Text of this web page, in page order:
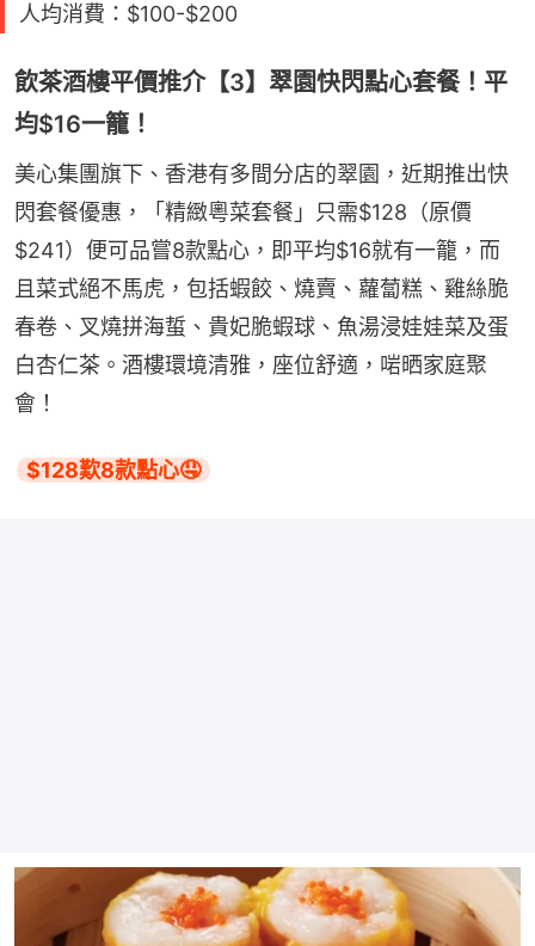
人均消費：$100-$200
飲茶酒樓平價推介【3】翠園快閃點心套餐！平
均$16一籠！
美心集團旗下、香港有多間分店的翠園，近期推出快
閃套餐優惠，「精緻粵菜套餐」只需$128（原價
$241）便可品嘗8款點心，即平均$16就有一籠，而
且菜式絕不馬虎，包括蝦餃、燒賣、蘿蔔糕、雞絲脆
春卷、叉燒拼海蜇、貴妃脆蝦球、魚湯浸娃娃菜及蛋
白杏仁茶。酒樓環境清雅，座位舒適，啱晒家庭聚
會！
$128歎8款點心🤤